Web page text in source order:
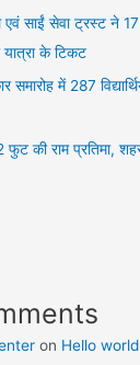
साईं सेवा ट्रस्ट ने 17
के टिकट
समारोह में 287
की राम प्रतिमा,
on Hello